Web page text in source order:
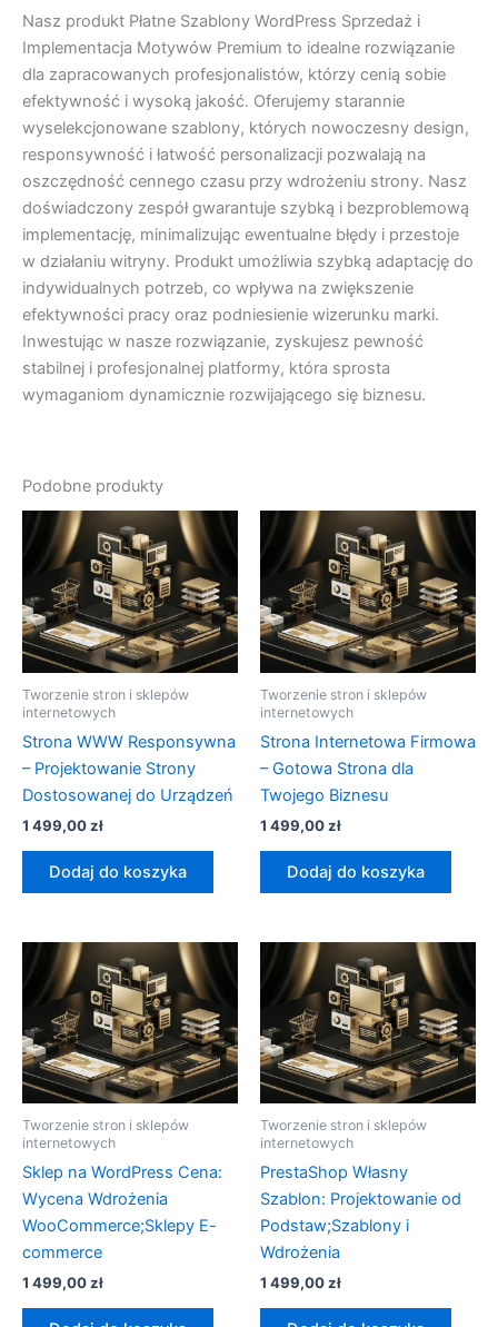
Nasz produkt Płatne Szablony WordPress Sprzedaż i
Implementacja Motywów Premium to idealne rozwiązanie
dla zapracowanych profesjonalistów, którzy cenią sobie
efektywność i wysoką jakość. Oferujemy starannie
wyselekcjonowane szablony, których nowoczesny design,
responsywność i łatwość personalizacji pozwalają na
oszczędność cennego czasu przy wdrożeniu strony. Nasz
doświadczony zespół gwarantuje szybką i bezproblemową
implementację, minimalizując ewentualne błędy i przestoje
w działaniu witryny. Produkt umożliwia szybką adaptację do
indywidualnych potrzeb, co wpływa na zwiększenie
efektywności pracy oraz podniesienie wizerunku marki.
Inwestując w nasze rozwiązanie, zyskujesz pewność
stabilnej i profesjonalnej platformy, która sprosta
wymaganiom dynamicznie rozwijającego się biznesu.
Podobne produkty
Tworzenie stron i sklepów
internetowych
Strona WWW Responsywna
– Projektowanie Strony
Dostosowanej do Urządzeń
1 499,00zł
Dodaj do koszyka
Tworzenie stron i sklepów
internetowych
Strona Internetowa Firmowa
– Gotowa Strona dla
Twojego Biznesu
1 499,00zł
Dodaj do koszyka
Tworzenie stron i sklepów
internetowych
Sklep na WordPress Cena:
Wycena Wdrożenia
WooCommerce;Sklepy E-
commerce
1 499,00zł
Tworzenie stron i sklepów
internetowych
PrestaShop Własny
Szablon: Projektowanie od
Podstaw;Szablony i
Wdrożenia
1 499,00zł